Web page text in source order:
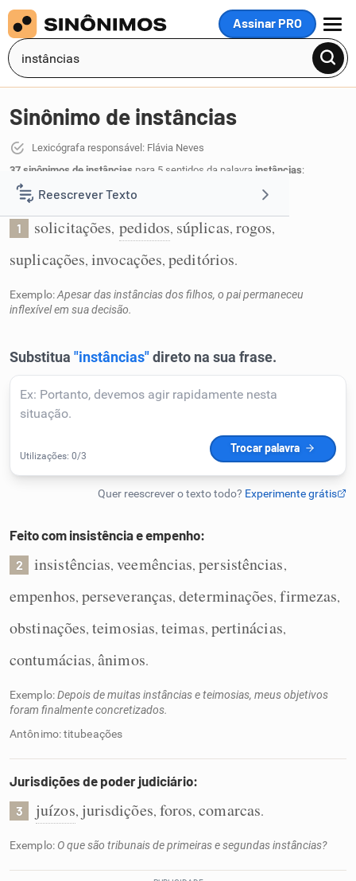
Assinar PRO
MENU
Reescrever Texto
Resumir Texto
Humanizador de IA
Cata-letras
Dicionário
Sinônimo de instâncias
Lexicógrafa responsável: Flávia Neves
37 sinônimos de instâncias para 5 sentidos da palavra instâncias:
Solicitações insistentes e urgentes:
1 solicitações, pedidos, súplicas, rogos,
suplicações,invocações,peditórios.
Exemplo:Apesar das instâncias dos filhos, o pai permaneceu
inflexível em sua decisão.
Feito com insistência e empenho:
2 insistências,veemências,persistências,
empenhos, perseveranças,determinações,firmezas,
obstinações,teimosias,teimas, pertinácias,
contumácias,ânimos.
Exemplo:Depois de muitas instâncias e teimosias, meus objetivos
foram finalmente concretizados.
Antônimo: titubeações
Jurisdições de poder judiciário:
3 juízos, jurisdições, foros,comarcas.
Exemplo: O que são tribunais de primeiras e segundas instâncias?